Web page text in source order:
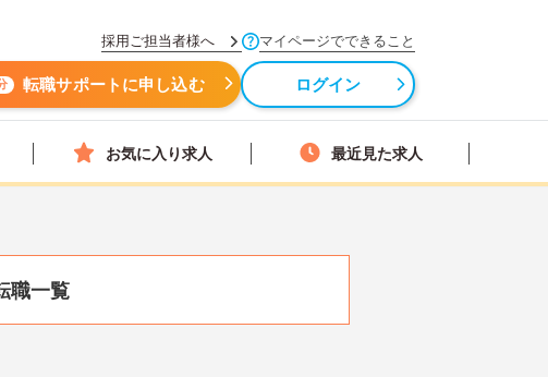
採用ご担当者様へ マイページでできること
転職サポートに申し込む ログイン
お気に入り求人 最近見た求人
職一覧